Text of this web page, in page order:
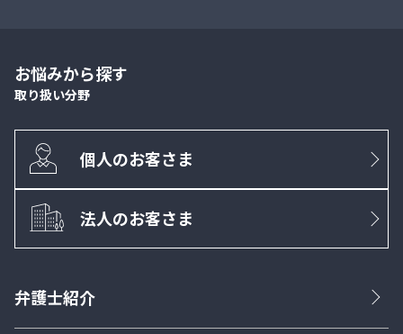
お悩みから探す
取り扱い分野
個人のお客さま
法人のお客さま
弁護士紹介